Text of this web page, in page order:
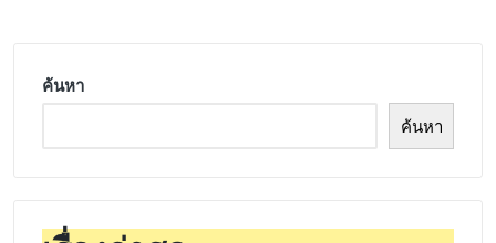
ค้นหา
ค้นหา